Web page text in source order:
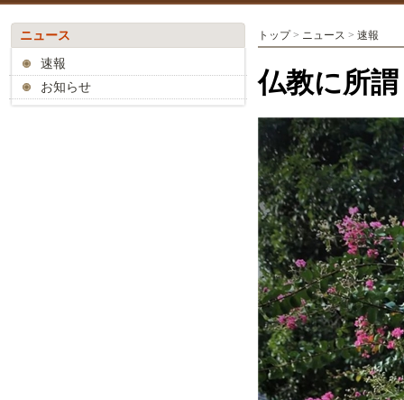
ニュース
速報
お知らせ
トップ> ニュース > 速報
仏教に所